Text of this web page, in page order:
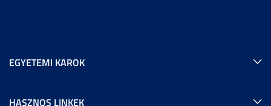
EGYETEMI KAROK
HASZNOS LINKEK